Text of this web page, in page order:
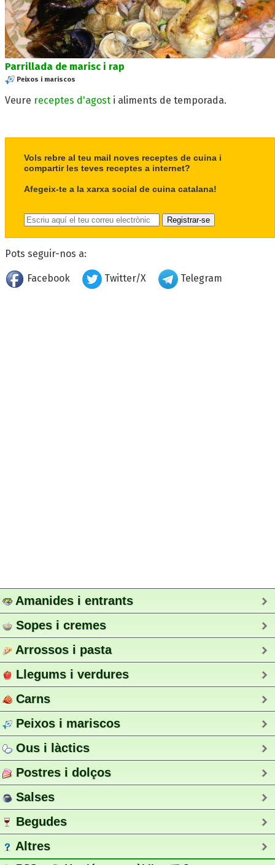
Parrillada de marisc i rap
Peixos i mariscos
Veure receptes d'agost i aliments de temporada.
Vols rebre al teu mail noves receptes de cuina i
compartir les teves receptes a internet?
Afegeix-te a la xarxa social de cuina catalana!
Pots seguir-nos a:
Facebook Twitter/X Telegram
Amanides i entrants
Sopes i cremes
Arrossos i pasta
Llegums i verdures
Carns
Peixos i mariscos
Ous i làctics
Postres i dolços
Salses
Begudes
Altres